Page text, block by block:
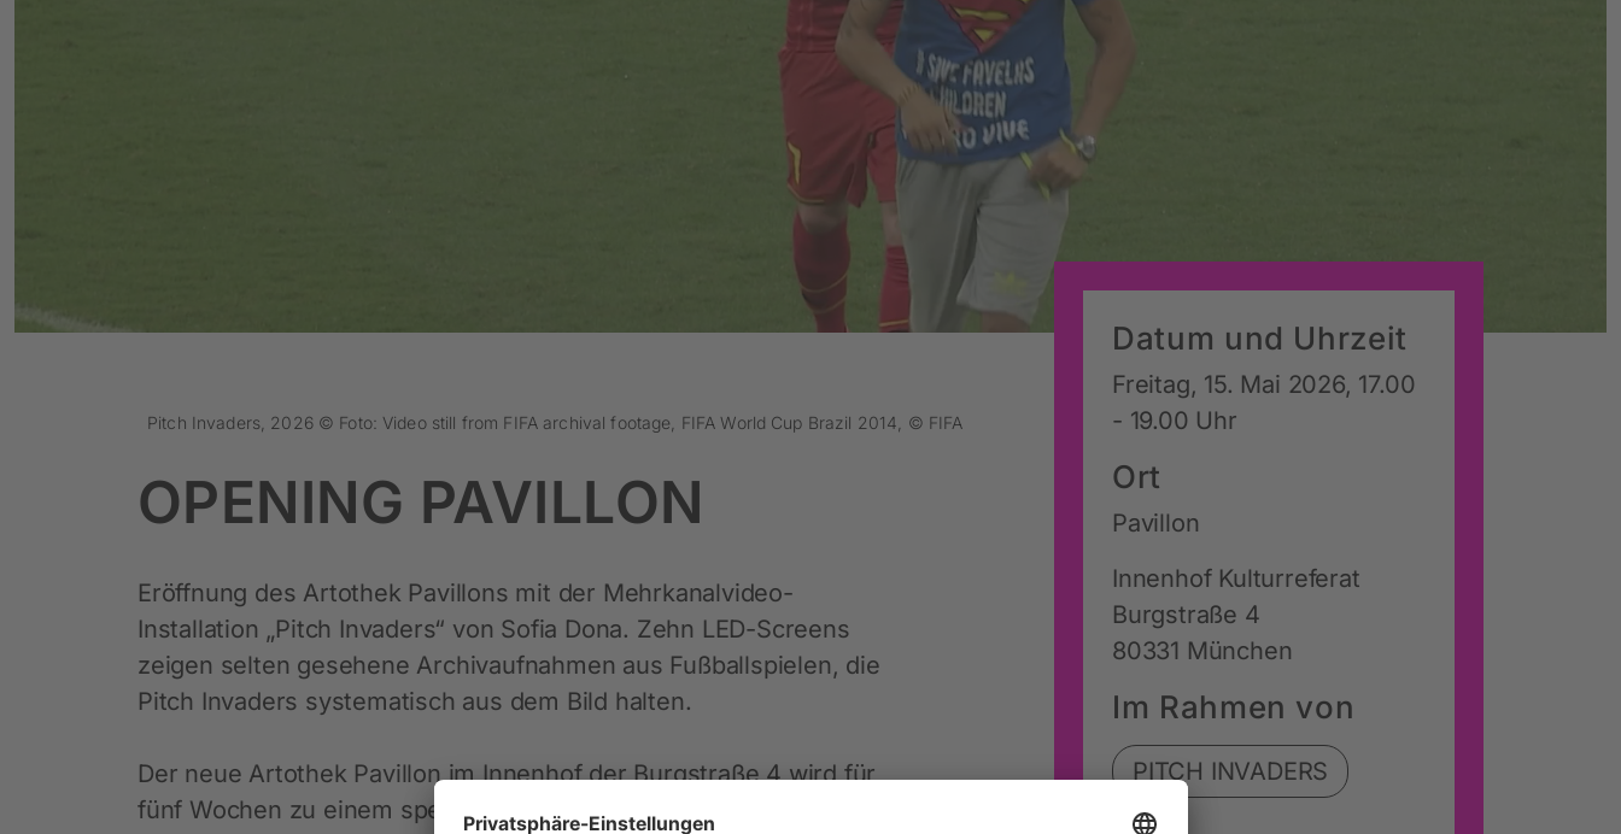
Pitch Invaders, 2026 © Foto: Video still from FIFA archival footage, FIFA World Cup Brazil 2014, © FIFA
OPENING PAVILLON
Eröffnung des Artothek Pavillons mit der Mehrkanalvideo-
Installation „Pitch Invaders“ von Sofia Dona. Zehn LED-Screens
zeigen selten gesehene Archivaufnahmen aus Fußballspielen, die
Pitch Invaders systematisch aus dem Bild halten.
Der neue Artothek Pavillon im Innenhof der Burgstraße 4 wird für
fünf Wochen zu einem speziellen Public Art Pavillon. Er lädt ein zu
Datum und Uhrzeit
Freitag, 15. Mai 2026, 17.00
- 19.00 Uhr
Ort
Pavillon
Innenhof Kulturreferat
Burgstraße 4
80331 München
Im Rahmen von
PITCH INVADERS